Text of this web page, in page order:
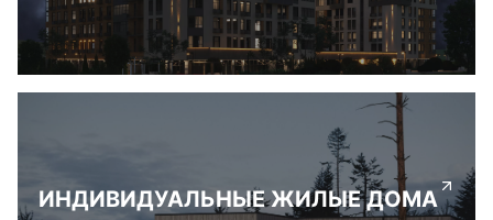
ИНДИВИДУАЛЬНЫЕ ЖИЛЫЕ ДОМА